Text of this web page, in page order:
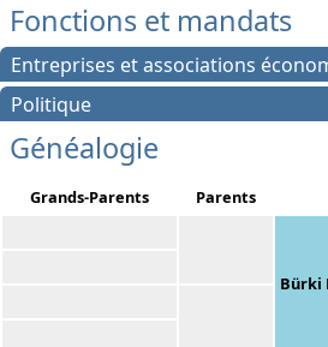
Fonctions et mandats
Entreprises et associations
Politique
Généalogie
Grands-Parents Parents
Bürki